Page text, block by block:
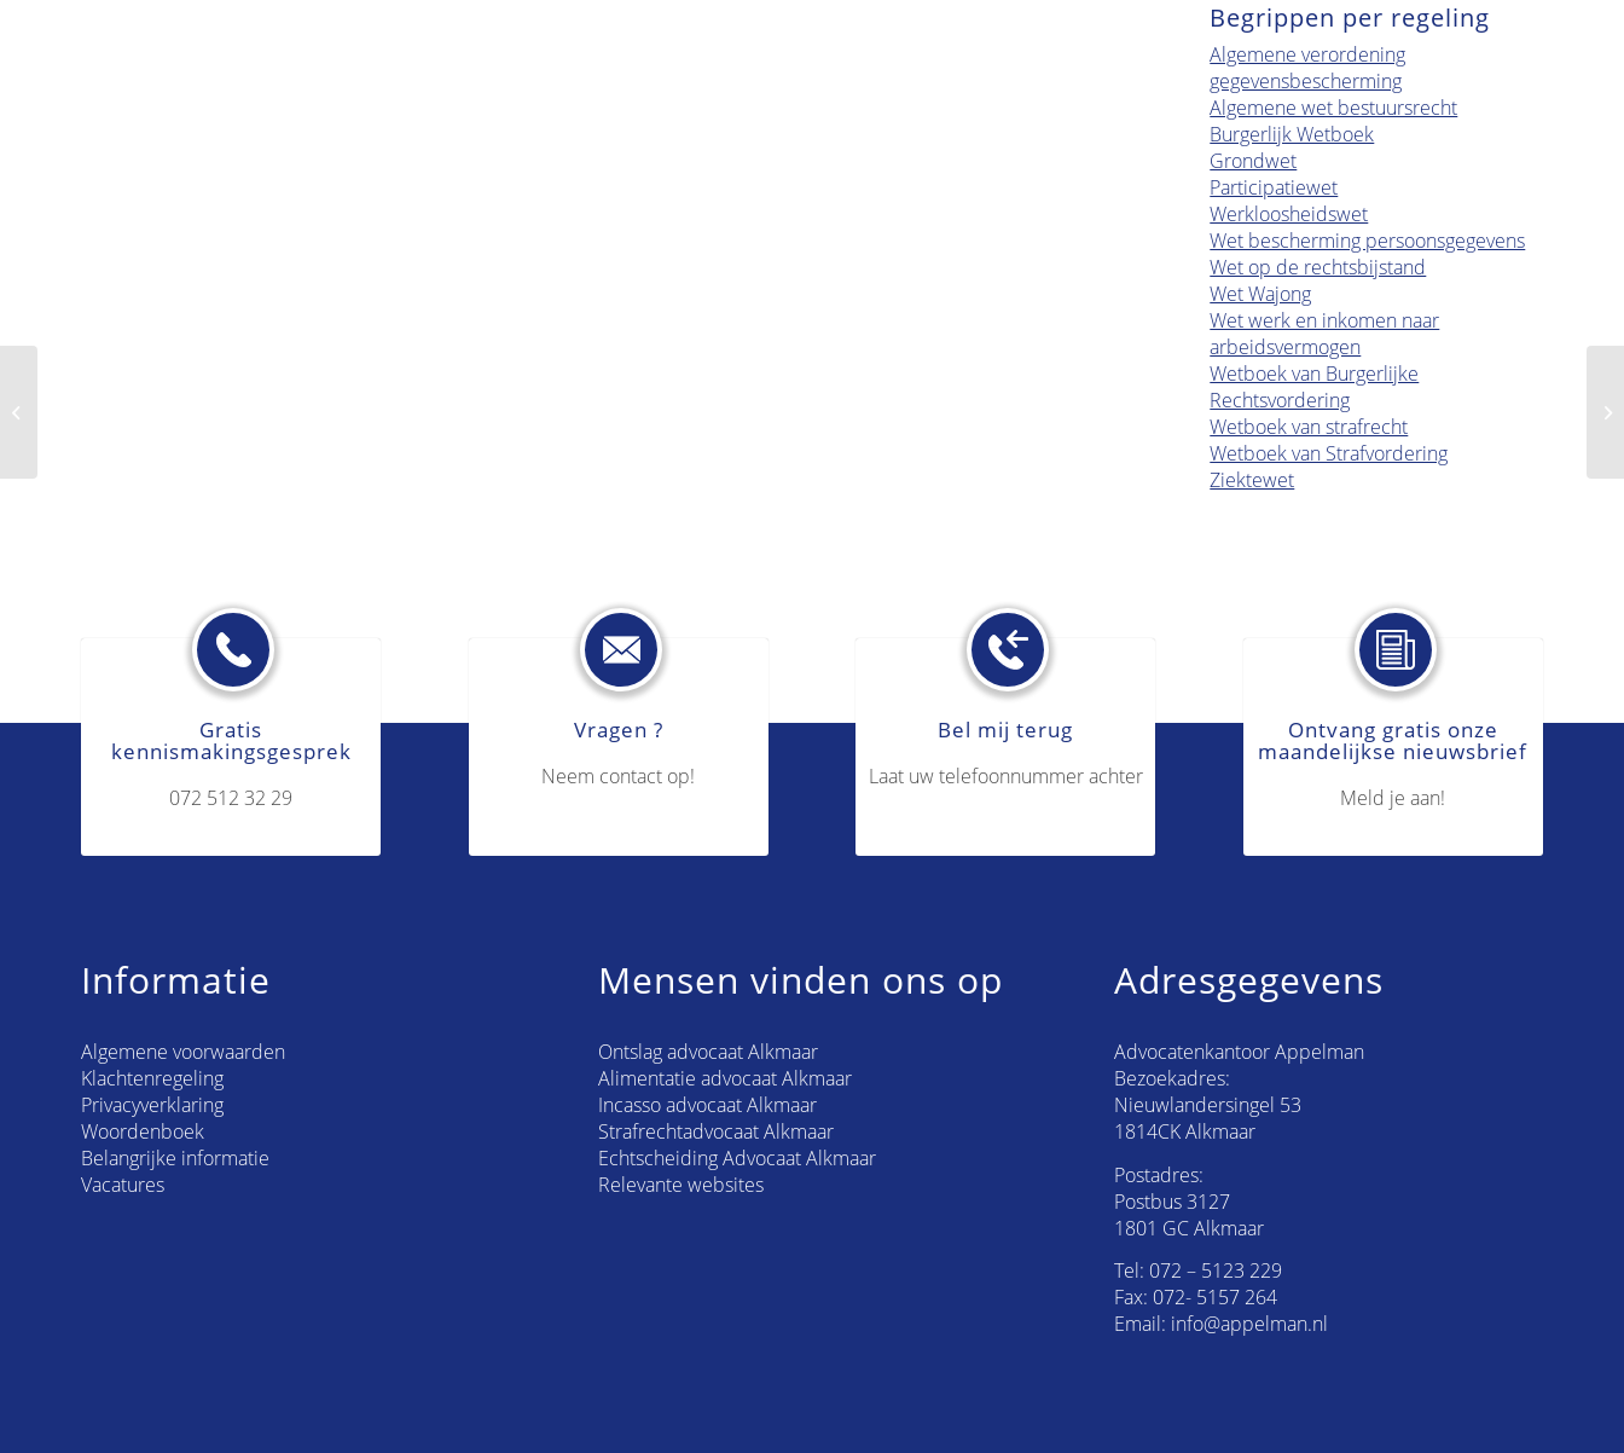
Begrippen per regeling
Algemene verordening
gegevensbescherming
Algemene wet bestuursrecht
Burgerlijk Wetboek
Grondwet
Participatiewet
Werkloosheidswet
Wet bescherming persoonsgegevens
Wet op de rechtsbijstand
Wet Wajong
Wet werk en inkomen naar
arbeidsvermogen
Wetboek van Burgerlijke
Rechtsvordering
Wetboek van strafrecht
Wetboek van Strafvordering
Ziektewet
Gratis
kennismakingsgesprek
072 512 32 29
Vragen ?
Neem contact op!
Bel mij terug
Laat uw telefoonnummer achter
Ontvang gratis onze
maandelijkse nieuwsbrief
Meld je aan!
Informatie
Algemene voorwaarden
Klachtenregeling
Privacyverklaring
Woordenboek
Belangrijke informatie
Vacatures
Mensen vinden ons op
Ontslag advocaat Alkmaar
Alimentatie advocaat Alkmaar
Incasso advocaat Alkmaar
Strafrechtadvocaat Alkmaar
Echtscheiding Advocaat Alkmaar
Relevante websites
Adresgegevens
Advocatenkantoor Appelman
Bezoekadres:
Nieuwlandersingel 53
1814CK Alkmaar
Postadres:
Postbus 3127
1801 GC Alkmaar
Tel: 072 – 5123 229
Fax: 072- 5157 264
Email: info@appelman.nl